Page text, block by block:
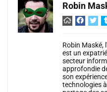
Robin
Robin Maské,
est un
secteur
approfondie
son
technologies